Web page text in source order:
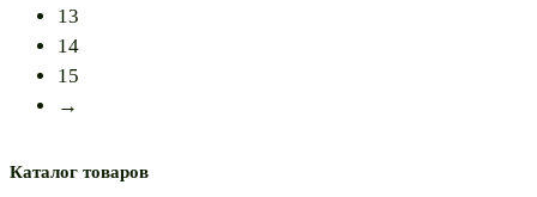
13
14
15
→
Каталог товаров